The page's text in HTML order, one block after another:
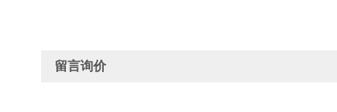
留言询价